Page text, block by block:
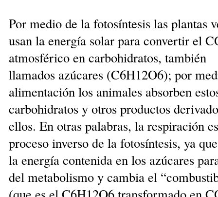
Por medio de la fotosíntesis las plantas
usan la energía solar para convertir el
atmosférico en carbohidratos, también
llamados azúcares (C6H12O6); por
ali­men­ta­ción los animales absorben
carbohidra­tos y otros pro­ductos
ellos. En otras pa­la­bras, la respiración
proceso in­verso de la fotosíntesis, ya
la ener­gía contenida en los azúca­res
del me­tabolismo y cambia el